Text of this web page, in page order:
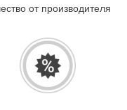
от производителя